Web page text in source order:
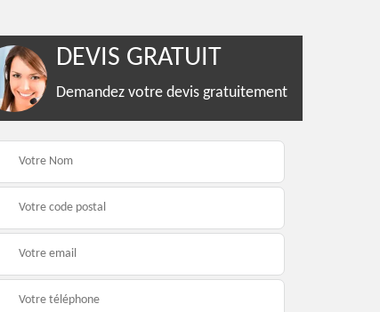
DEVIS GRATUIT
Demandez votre devis gratuitement